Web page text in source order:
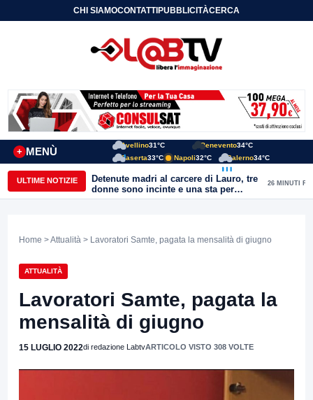
CHI SIAMOCONTATTIPUBBLICITÀCERCA
MENÙ
+
Avellino31°C Benevento34°C
Caserta33°C Napoli32°C Salerno34°C
ULTIME NOTIZIE
Detenute madri al carcere di Lauro, tre
donne sono incinte e una sta per
partorire. Ciambriello: Un bambino
26 MINUTI FA
Home >Attualità > Lavoratori Samte, pagata la mensalità di giugno
ATTUALITÀ
Lavoratori Samte, pagata la
mensalità di giugno
15 LUGLIO 2022di redazione LabtvARTICOLO VISTO 308 VOLTE